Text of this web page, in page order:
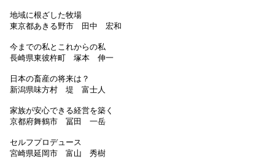
地域に根ざした牧場
東京都あきる野市 田中 宏和
今までの私とこれからの私
長崎県東彼杵町 塚本 伸一
日本の畜産の将来は？
新潟県味方村 堤 富士人
家族が安心できる経営を築く
京都府舞鶴市 冨田 一岳
セルフプロデュース
宮崎県延岡市 富山 秀樹